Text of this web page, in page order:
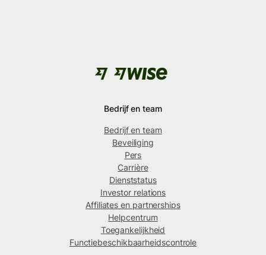
Bedrijf en team
Bedrijf en team
Beveiliging
Pers
Carrière
Dienststatus
Investor relations
Affiliates en partnerships
Helpcentrum
Toegankelijkheid
Functiebeschikbaarheidscontrole